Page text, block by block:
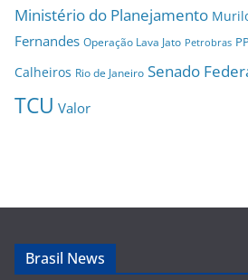
Ministério do Planejamento
Fernandes Operação Lava Jato Petrobras
Calheiros Rio de Janeiro Senado
TCU Valor
Brasil News